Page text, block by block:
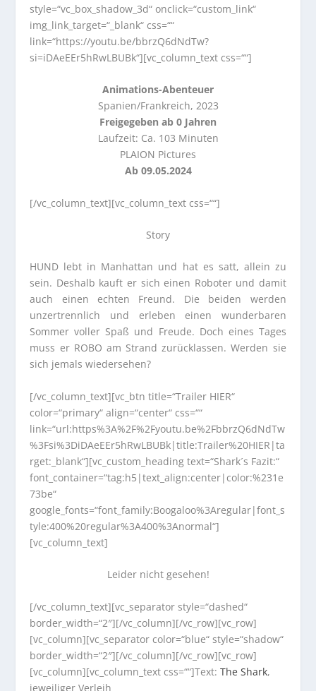
style=“vc_box_shadow_3d“ onclick=“custom_link“
img_link_target=“_blank“ css=““
link=“https://youtu.be/bbrzQ6dNdTw?
si=iDAeEEr5hRwLBUBk“][vc_column_text css=““]
Animations-Abenteuer
Spanien/Frankreich, 2023
Freigegeben ab 0 Jahren
Laufzeit: Ca. 103 Minuten
PLAION Pictures
Ab 09.05.2024
[/vc_column_text][vc_column_text css=““]
Story
HUND lebt in Manhattan und hat es satt, allein zu
sein. Deshalb kauft er sich einen Roboter und damit
auch einen echten Freund. Die beiden werden
unzertrennlich und erleben einen wunderbaren
Sommer voller Spaß und Freude. Doch eines Tages
muss er ROBO am Strand zurücklassen. Werden sie
sich jemals wiedersehen?
[/vc_column_text][vc_btn title=“Trailer HIER“
color=“primary“ align=“center“ css=““
link=“url:https%3A%2F%2Fyoutu.be%2FbbrzQ6dNdTw
%3Fsi%3DiDAeEEr5hRwLBUBk|title:Trailer%20HIER|ta
rget:_blank“][vc_custom_heading text=“Shark´s Fazit:“
font_container=“tag:h5|text_align:center|color:%231e
73be“
google_fonts=“font_family:Boogaloo%3Aregular|font_s
tyle:400%20regular%3A400%3Anormal“]
[vc_column_text]
Leider nicht gesehen!
[/vc_column_text][vc_separator style=“dashed“
border_width=“2″][/vc_column][/vc_row][vc_row]
[vc_column][vc_separator color=“blue“ style=“shadow“
border_width=“2″][/vc_column][/vc_row][vc_row]
[vc_column][vc_column_text css=““]Text:The Shark,
jeweiliger Verleih